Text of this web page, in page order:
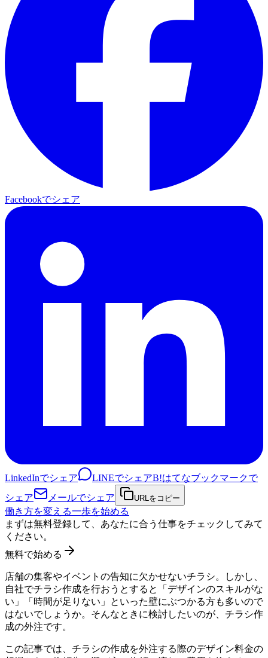
Facebookでシェア
LinkedInでシェア LINEでシェアB!はてなブックマークで
シェア
メールでシェア URLをコピー
働き方を変える一歩を始める
まずは無料登録して、あなたに合う仕事をチェックしてみて
ください。
無料で始める
店舗の集客やイベントの告知に欠かせないチラシ。しかし、
自社でチラシ作成を行おうとすると「デザインのスキルがな
い」「時間が足りない」といった壁にぶつかる方も多いので
はないでしょうか。そんなときに検討したいのが、チラシ作
成の外注です。
この記事では、チラシの作成を外注する際のデザイン料金の